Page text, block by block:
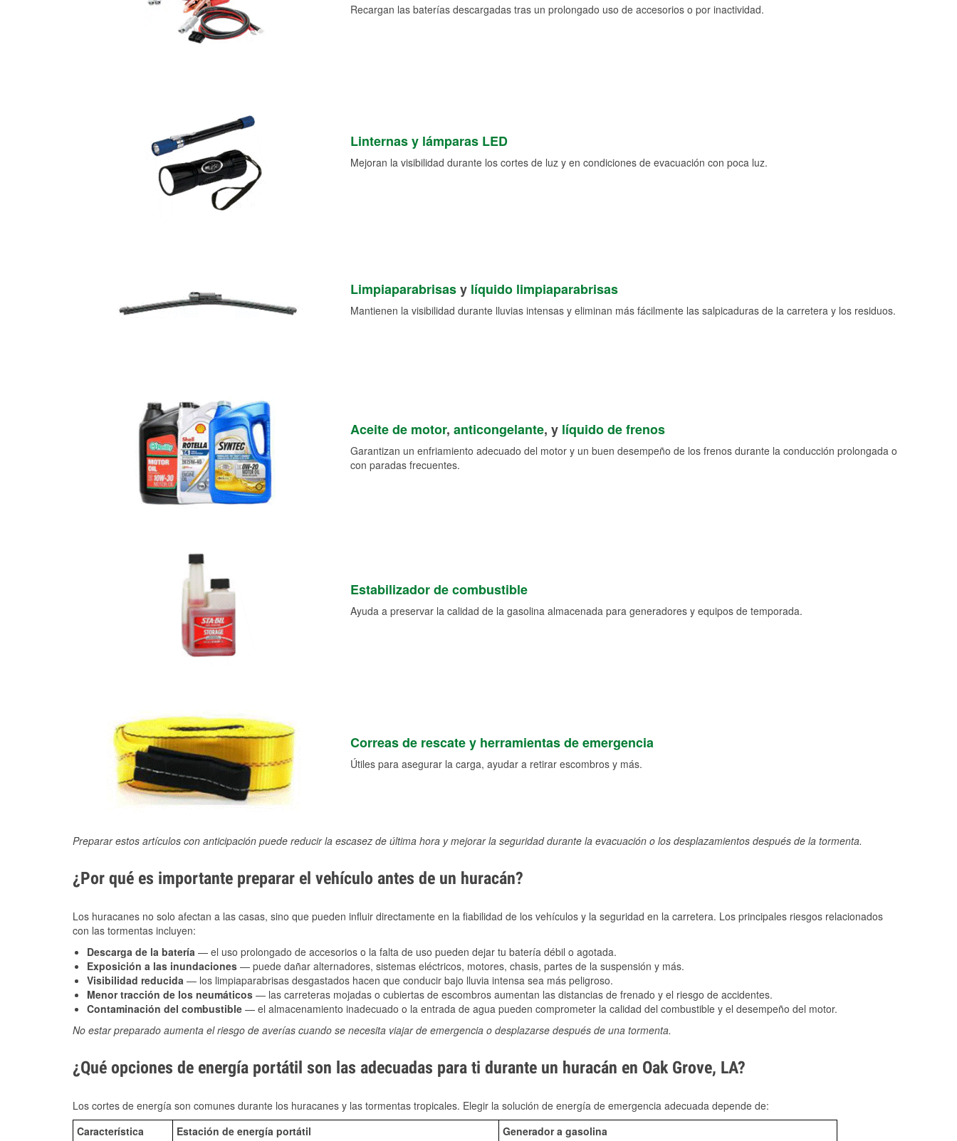
Recargan las baterías descargadas tras un prolongado uso de accesorios o por inactividad.
Linternas y lámparas LED
Mejoran la visibilidad durante los cortes de luz y en condiciones de evacuación con poca luz.
Limpiaparabrisasy líquido limpiaparabrisas
Mantienen la visibilidad durante lluvias intensas y eliminan más fácilmente las salpicaduras de la carretera y los residuos.
Aceite de motor, anticongelante, y líquido de frenos
Garantizan un enfriamiento adecuado del motor y un buen desempeño de los frenos durante la conducción prolongada o
con paradas frecuentes.
Estabilizador de combustible
Ayuda a preservar la calidad de la gasolina almacenada para generadores y equipos de temporada.
Correas de rescate y herramientas de emergencia
Útiles para asegurar la carga, ayudar a retirar escombros y más.
Preparar estos artículos con anticipación puede reducir la escasez de última hora y mejorar la seguridad durante la evacuación o los desplazamientos después de la tormenta.
¿Por qué es importante preparar el vehículo antes de un huracán?
Los huracanes no solo afectan a las casas, sino que pueden influir directamente en la fiabilidad de los vehículos y la seguridad en la carretera. Los principales riesgos relacionados
con las tormentas incluyen:
Descarga de la batería — el uso prolongado de accesorios o la falta de uso pueden dejar tu batería débil o agotada.
Exposición a las inundaciones — puede dañar alternadores, sistemas eléctricos, motores, chasis, partes de la suspensión y más.
Visibilidad reducida — los limpiaparabrisas desgastados hacen que conducir bajo lluvia intensa sea más peligroso.
Menor tracción de los neumáticos — las carreteras mojadas o cubiertas de escombros aumentan las distancias de frenado y el riesgo de accidentes.
Contaminación del combustible — el almacenamiento inadecuado o la entrada de agua pueden comprometer la calidad del combustible y el desempeño del motor.
No estar preparado aumenta el riesgo de averías cuando se necesita viajar de emergencia o desplazarse después de una tormenta.
¿Qué opciones de energía portátil son las adecuadas para ti durante un huracán en Oak Grove, LA?
Los cortes de energía son comunes durante los huracanes y las tormentas tropicales. Elegir la solución de energía de emergencia adecuada depende de:
Característica
Estación de energía portátil Generador a gasolina